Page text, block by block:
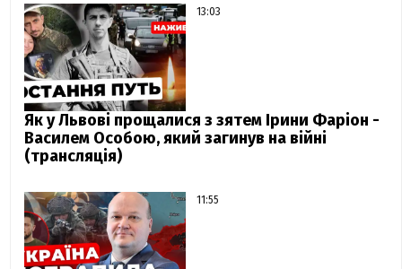
13:03
Як у Львові прощалися з зятем Ірини Фаріон -
Василем Особою, який загинув на війні
(трансляція)
11:55